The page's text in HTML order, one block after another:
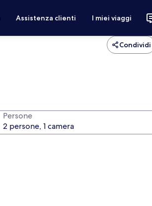
Assistenza clienti I miei viaggi
Condividi
Persone